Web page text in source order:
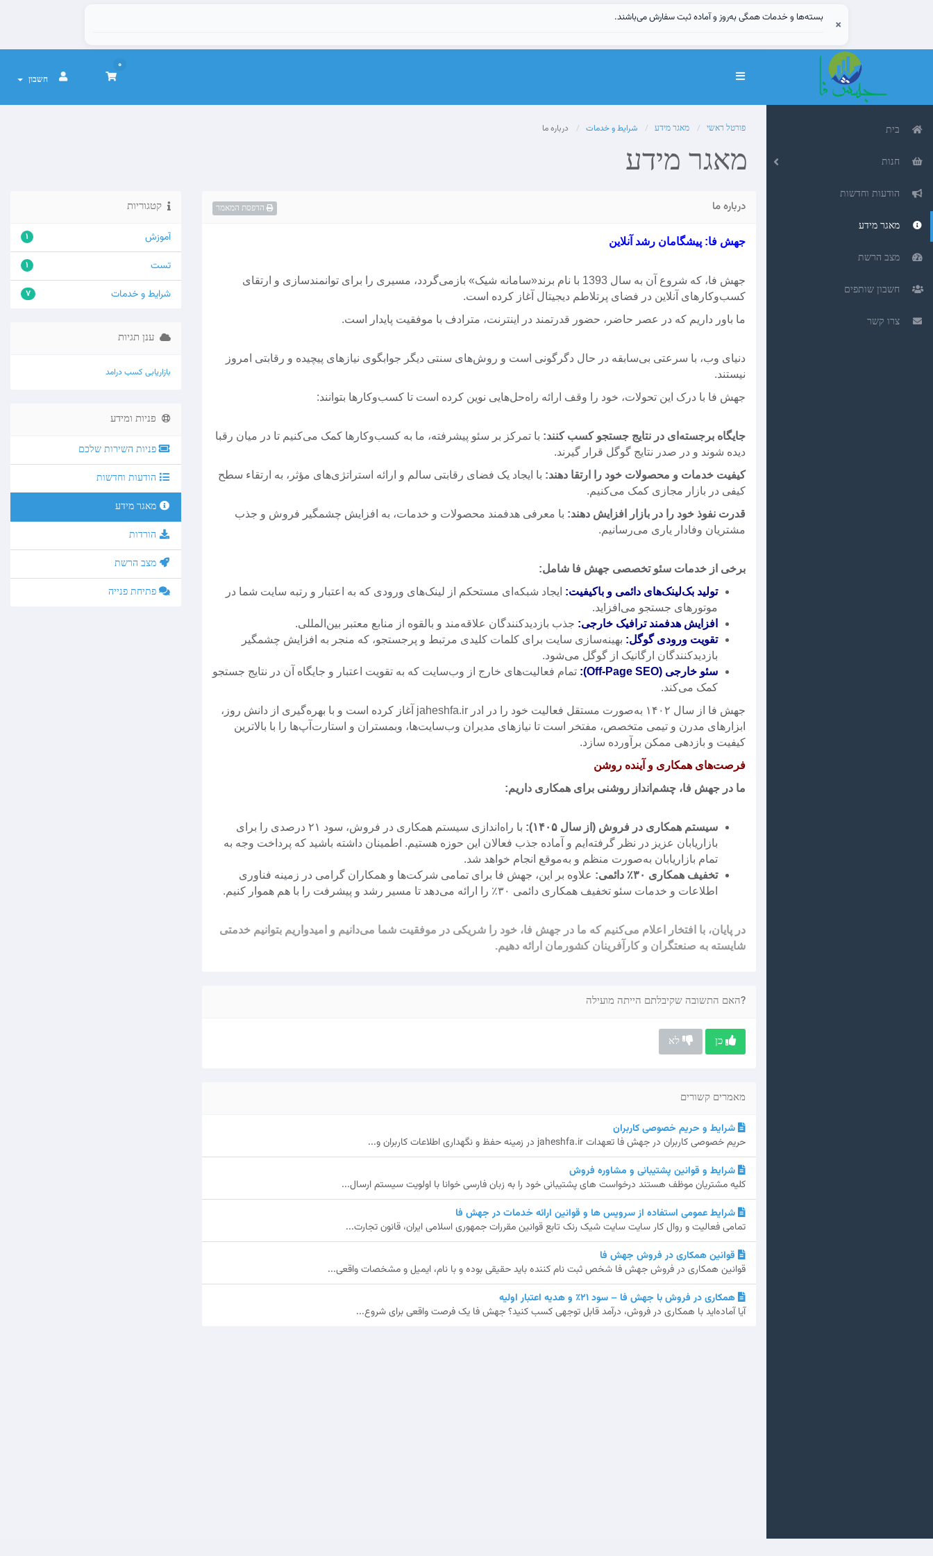
بسته‌ها و خدمات همگی به‌روز و آماده ثبت سفارش می‌باشند. ×
הפעלת
0
חשבון
בית
חנות
הודעות וחדשות
מאגר מידע
מצב הרשת
חשבון שותפים
צרו קשר
פורטל ראשי מאגר מידע شرایط و خدمات درباره ما
מאגר מידע
קטגוריות
1 آموزش
1 تست
7 شرایط و خدمات
درباره ما הדפסת המאמר
جهش فا: پیشگامان رشد آنلاین
جهش فا، که شروع آن به سال 1393 با نام برند«سامانه شیک» بازمی‌گردد، مسیری را برای توانمندسازی و ارتقای
کسب‌وکارهای آنلاین در فضای پرتلاطم دیجیتال آغاز کرده است.
ما باور داریم که در عصر حاضر، حضور قدرتمند در اینترنت، مترادف با موفقیت پایدار است.
دنیای وب، با سرعتی بی‌سابقه در حال دگرگونی است و روش‌های سنتی دیگر جوابگوی نیازهای پیچیده و رقابتی امروز
نیستند.
جهش فا با درک این تحولات، خود را وقف ارائه راه‌حل‌هایی نوین کرده است تا کسب‌وکارها بتوانند:
جایگاه برجسته‌ای در نتایج جستجو کسب کنند: با تمرکز بر سئو پیشرفته، ما به کسب‌وکارها کمک می‌کنیم تا در میان رقبا
دیده شوند و در صدر نتایج گوگل قرار گیرند.
کیفیت خدمات و محصولات خود را ارتقا دهند: با ایجاد یک فضای رقابتی سالم و ارائه استراتژی‌های مؤثر، به ارتقاء سطح
کیفی در بازار مجازی کمک می‌کنیم.
قدرت نفوذ خود را در بازار افزایش دهند: با معرفی هدفمند محصولات و خدمات، به افزایش چشمگیر فروش و جذب
مشتریان وفادار یاری می‌رسانیم.
برخی از خدمات سئو تخصصی جهش فا شامل:
تولید بک‌لینک‌های دائمی و باکیفیت: ایجاد شبکه‌ای مستحکم از لینک‌های ورودی که به اعتبار و رتبه سایت شما در
موتورهای جستجو می‌افزاید.
افزایش هدفمند ترافیک خارجی: جذب بازدیدکنندگان علاقه‌مند و بالقوه از منابع معتبر بین‌المللی.
تقویت ورودی گوگل: بهینه‌سازی سایت برای کلمات کلیدی مرتبط و پرجستجو، که منجر به افزایش چشمگیر
بازدیدکنندگان ارگانیک از گوگل می‌شود.
سئو خارجی (Off-Page SEO):
تمام فعالیت‌های خارج از وب‌سایت که به تقویت اعتبار و جایگاه آن در نتایج جستجو
کمک می‌کند.
جهش فا از سال ۱۴۰۲ به‌صورت مستقل فعالیت خود را در ادر jaheshfa.ir آغاز کرده است و با بهره‌گیری از دانش روز،
ابزارهای مدرن و تیمی متخصص، مفتخر است تا نیازهای مدیران وب‌سایت‌ها، وبمستران و استارت‌آپ‌ها را با بالاترین
کیفیت و بازدهی ممکن برآورده سازد.
فرصت‌های همکاری و آینده روشن
ما در جهش فا، چشم‌انداز روشنی برای همکاری داریم:
سیستم همکاری در فروش (از سال ۱۴۰۵):
با راه‌اندازی سیستم همکاری در فروش، سود ۲۱ درصدی را برای
بازاریابان عزیز در نظر گرفته‌ایم و آماده جذب فعالان این حوزه هستیم. اطمینان داشته باشید که پرداخت وجه به
تمام بازاریابان به‌صورت منظم و به‌موقع انجام خواهد شد.
تخفیف همکاری ۳۰٪ دائمی:
علاوه بر این، جهش فا برای تمامی شرکت‌ها و همکاران گرامی در زمینه فناوری
اطلاعات و خدمات سئو تخفیف همکاری دائمی ۳۰٪ را ارائه می‌دهد تا مسیر رشد و پیشرفت را با هم هموار کنیم.
در پایان، با افتخار اعلام می‌کنیم که ما در جهش فا، خود را شریکی در موفقیت شما می‌دانیم و امیدواریم بتوانیم خدمتی
شایسته به صنعتگران و کارآفرینان کشورمان ارائه دهیم.
?האם התשובה שקיבלתם הייתה מועילה
כן לא
מאמרים קשורים
شرایط و حریم خصوصی کاربران
حریم خصوصی کاربران در جهش فا تعهدات jaheshfa.ir در زمینه حفظ و نگهداری اطلاعات کاربران و...
شرایط و قوانین پشتیبانی و مشاوره فروش
کلیه مشتریان موظف هستند درخواست های پشتیبانی خود را به زبان فارسی خوانا با اولویت سیستم ارسال...
شرایط عمومی استفاده از سرویس ها و قوانین ارائه خدمات در جهش فا
تمامی فعالیت و روال کار سایت سایت شیک رنک تابع قوانین مقررات جمهوری اسلامی ایران، قانون تجارت...
قوانین همکاری در فروش جهش فا
قوانین همکاری در فروش جهش فا شخص ثبت نام کننده باید حقیقی بوده و با نام، ایمیل و مشخصات واقعی...
همکاری در فروش با جهش فا – سود ۲۱٪ و هدیه اعتبار اولیه
آیا آماده‌اید با همکاری در فروش، درآمد قابل توجهی کسب کنید؟ جهش فا یک فرصت واقعی برای شروع...
ענן תגיות
بازاریابی کسب درامد
פניות ומידע
פניות השירות שלכם
הודעות וחדשות
מאגר מידע
הורדות
מצב הרשת
פתיחת פנייה